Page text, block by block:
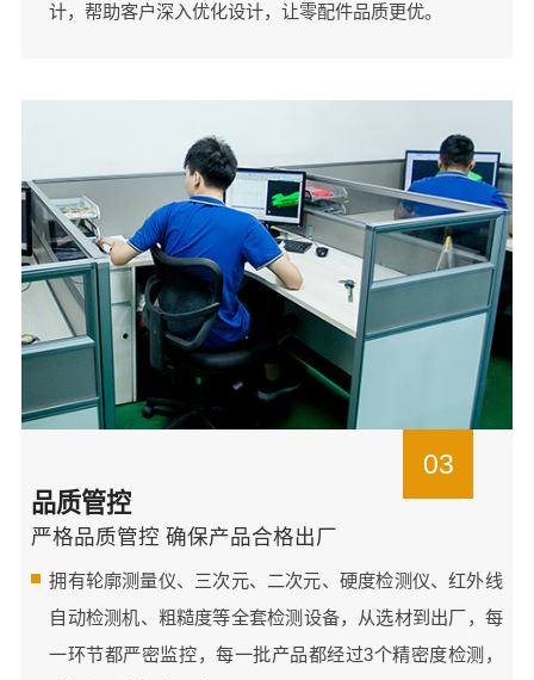
计，帮助客户深入优化设计，让零配件品质更优。
03
品质管控
严格品质管控 确保产品合格出厂
拥有轮廓测量仪、三次元、二次元、硬度检测仪、红外线
自动检测机、粗糙度等全套检测设备，从选材到出厂，每
一环节都严密监控，每一批产品都经过3个精密度检测，